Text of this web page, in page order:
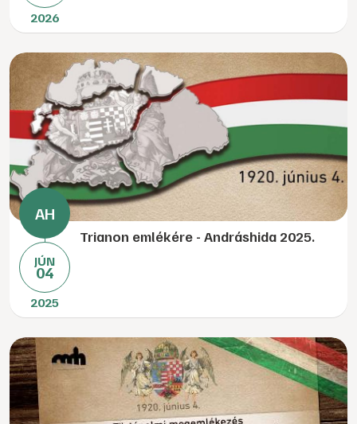
2026
JÚN
04
2025
Trianon emlékére - Andráshida 2025.